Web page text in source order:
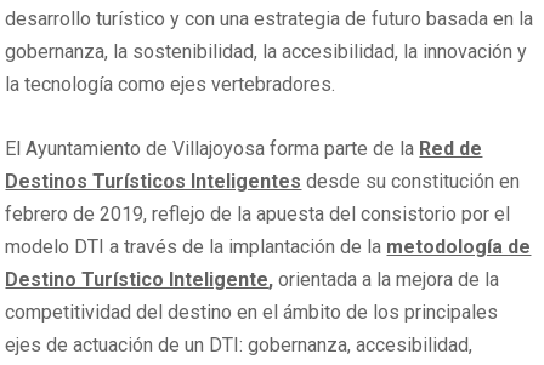
desarrollo turístico y con una estrategia de futuro basada en la
gobernanza, la sostenibilidad, la accesibilidad, la innovación y
la tecnología como ejes vertebradores.
El Ayuntamiento de Villajoyosa forma parte de la Red de
Destinos Turísticos Inteligentes desde su constitución en
febrero de 2019, reflejo de la apuesta del consistorio por el
modelo DTI a través de la implantación de la metodología de
Destino Turístico Inteligente, orientada a la mejora de la
competitividad del destino en el ámbito de los principales
ejes de actuación de un DTI: gobernanza, accesibilidad,